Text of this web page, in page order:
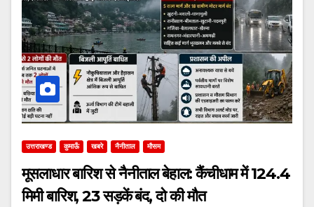
उत्तराखण्ड कुमाऊँ खबरे नैनीताल मौसम
मूसलाधार बारिश से नैनीताल बेहाल: कैंचीधाम में 124.4
मिमी बारिश, 23 सड़कें बंद, दो की मौत